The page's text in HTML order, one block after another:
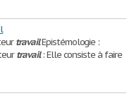
travailEpistémologie :
travail: Elle consiste à faire